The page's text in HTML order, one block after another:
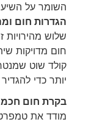
השומר על
הגדרות חום
שלוש מהירויות
חום מדויקות
קולד שוט
יותר כדי
בקרת חום